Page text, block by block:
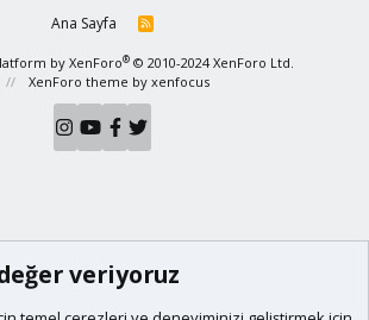
Ana Sayfa
R
S
by XenForo® © 2010-2024 XenForo Ltd.
XenForo theme by xenfocus
veriyoruz